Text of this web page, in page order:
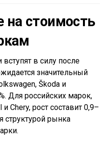
стоимость
в силу после
значительный
Škoda и
Для российских марок,
Chery, рост составит 0,9–
структурой рынка